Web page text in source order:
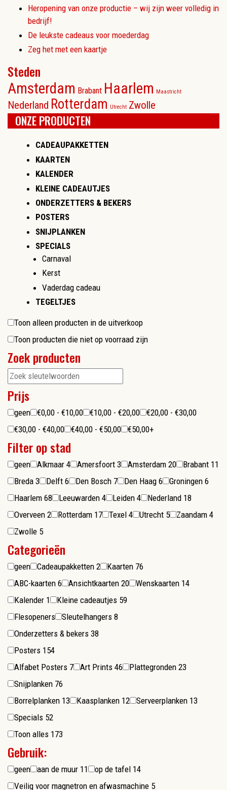
Heropening van onze productie – wij zijn weer volledig in
bedrijf!
De leukste cadeaus voor moederdag
Zeg het met een kaartje
Steden
Amsterdam Brabant Haarlem Maastricht
Nederland Rotterdam Utrecht Zwolle
ONZE PRODUCTEN
CADEAUPAKKETTEN
KAARTEN
KALENDER
KLEINE CADEAUTJES
ONDERZETTERS & BEKERS
POSTERS
SNIJPLANKEN
SPECIALS
Carnaval
Kerst
Vaderdag cadeau
TEGELTJES
Toon alleen producten in de uitverkoop
Toon producten die niet op voorraad zijn
Zoek producten
Prijs
geen €0,00 - €10,00 €10,00 - €20,00
€20,00 - €30,00
€30,00 - €40,00
€40,00 - €50,00 €50,00+
Filter op stad
geen Alkmaar 4 Amersfoort 3 Amsterdam 20 Brabant 11
Breda 3 Delft 6 Den Bosch 7 Den Haag 6 Groningen 6
Haarlem 68 Leeuwarden 4 Leiden 4 Nederland 18
Overveen 2 Rotterdam 17 Texel 4 Utrecht 5 Zaandam 4
Zwolle 5
Categorieën
geen Cadeaupakketten 2 Kaarten 76
ABC-kaarten 6 Ansichtkaarten 20 Wenskaarten 14
Kalender 1 Kleine cadeautjes 59
Flesopeners
Sleutelhangers 8
Onderzetters & bekers 38
Posters 154
Alfabet Posters 7 Art Prints 46 Plattegronden 23
Snijplanken 76
Borrelplanken 13 Kaasplanken 12 Serveerplanken 13
Specials 52
Toon alles 173
Gebruik:
geen aan de muur 11 op de tafel 14
Veilig voor magnetron en afwasmachine 5